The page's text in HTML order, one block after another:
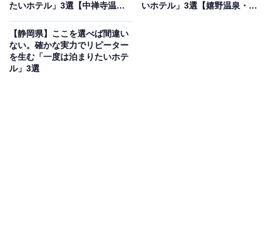
「はわい温泉 民宿鯉の湯」は、東郷湖畔沿いにある家族
消毒を一切行わない完全放流式（掛け流し）の温泉で、
男性用館内大浴場、女性用館内大浴場、露天風呂 男女入
たいホテル」3選【中禅寺温
いホテル」3選【嬉野温泉・武
【静岡県】ここを選べば間違い
ない。確かな実力でリピーター
を生む「一度は泊まりたいホテ
ル」3選